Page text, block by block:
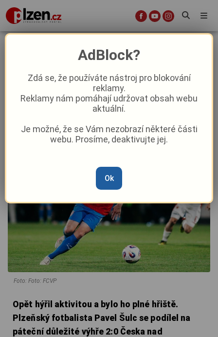
Hrát za nároďák v Plzni? Úžasné,
rozplýval se Viktorián Šulc
7. 6. 2025|12:51
Foto: Foto: FCVP
Opět hýřil aktivitou a bylo ho plné hřiště.
Plzeňský fotbalista Pavel Šulc se podílel na
páteční důležité výhře 2:0 Česka nad
AdBlock?
Zdá se, že používáte nástroj pro blokování
reklamy.
Reklamy nám pomáhají udržovat obsah webu
aktuální.
Je možné, že se Vám nezobrazí některé části
webu. Prosíme, deaktivujte jej.
Ok